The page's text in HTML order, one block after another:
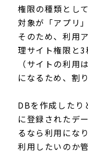
権限の種類とし
対象が「アプリ
そのため、利用
理サイト権限と3
（サイトの利用
になるため、割
DBを作成したり
に登録されたデ
るなら利用になり
利用したいのか